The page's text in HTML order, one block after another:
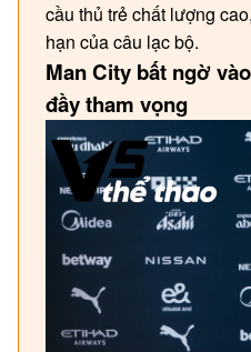
cầu thủ trẻ chất lượng
hạn của câu lạc bộ.
Man City bất ngờ
đầy tham vọng